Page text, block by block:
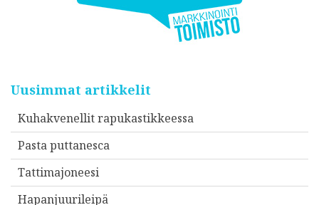
Uusimmat artikkelit
Kuhakvenellit rapukastikkeessa
Pasta puttanesca
Tattimajoneesi
Hapanjuurileipä